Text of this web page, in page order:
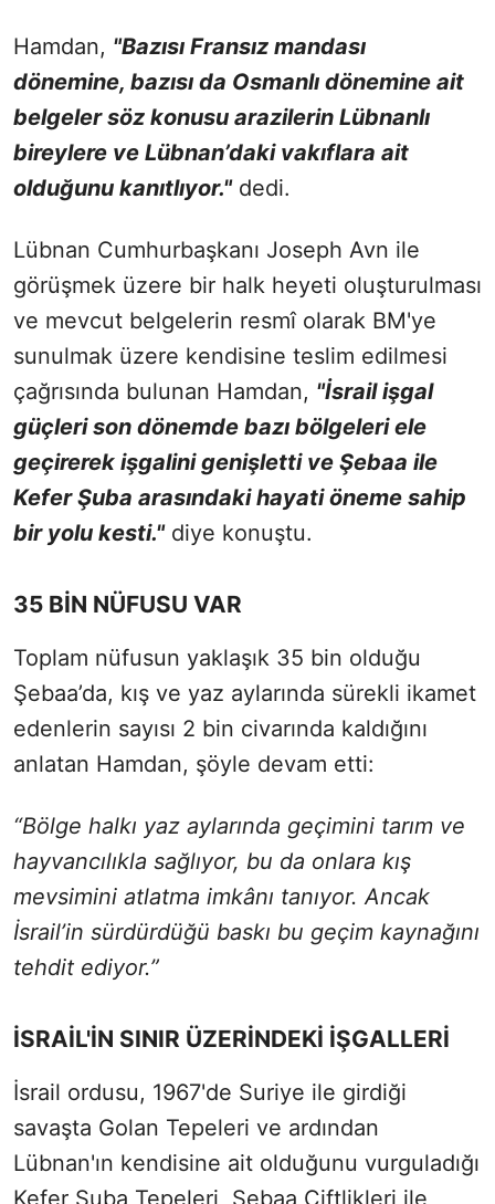
Hamdan, "Bazısı Fransız mandası
dönemine, bazısı da Osmanlı dönemine ait
belgeler söz konusu arazilerin Lübnanlı
bireylere ve Lübnan’daki vakıflara ait
olduğunu kanıtlıyor."dedi.
Lübnan Cumhurbaşkanı Joseph Avn ile
görüşmek üzere bir halk heyeti oluşturulması
ve mevcut belgelerin resmî olarak BM'ye
sunulmak üzere kendisine teslim edilmesi
çağrısında bulunan Hamdan, "İsrail işgal
güçleri son dönemde bazı bölgeleri ele
geçirerek işgalini genişletti ve Şebaa ile
Kefer Şuba arasındaki hayati öneme sahip
bir yolu kesti."diye konuştu.
35 BİN NÜFUSU VAR
Toplam nüfusun yaklaşık 35 bin olduğu
Şebaa’da, kış ve yaz aylarında sürekli ikamet
edenlerin sayısı 2 bin civarında kaldığını
anlatan Hamdan, şöyle devam etti:
“Bölge halkı yaz aylarında geçimini tarım ve
hayvancılıkla sağlıyor, bu da onlara kış
mevsimini atlatma imkânı tanıyor. Ancak
İsrail’in sürdürdüğü baskı bu geçim kaynağını
tehdit ediyor.”
İSRAİL'İN SINIR ÜZERİNDEKİ İŞGALLERİ
İsrail ordusu, 1967'de Suriye ile girdiği
savaşta Golan Tepeleri ve ardından
Lübnan'ın kendisine ait olduğunu vurguladığı